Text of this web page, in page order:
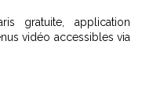
gratuite, application
vidéo accessibles via